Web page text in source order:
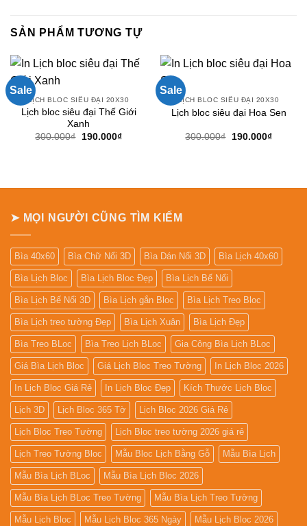
SẢN PHẨM TƯƠNG TỰ
Sale
LỊCH BLOC SIÊU ĐẠI 20X30
Lịch bloc siêu đại Thế Giới
Xanh
300.000₫
Giá
190.000₫Giá
Sale
LỊCH BLOC SIÊU ĐẠI 20X30
Lịch bloc siêu đại Hoa Sen
300.000₫
Giá
190.000₫Giá
➤ MỌI NGƯỜI CŨNG TÌM KIẾM
Bìa 40x60 Bìa Chữ Nổi 3D Bìa Dán Nổi 3D Bìa Lịch 40x60
Bìa Lịch Bloc Bìa Lịch Bloc Đẹp Bìa Lịch Bế Nổi
Bìa Lịch Bế Nổi 3D Bìa Lịch gắn Bloc Bìa Lịch Treo Bloc
Bìa Lịch treo tường Đẹp Bìa Lịch Xuân Bìa Lịch Đẹp
Bìa Treo BLoc Bìa Treo Lịch BLoc Gia Công Bìa Lịch BLoc
Giá Bìa Lịch Bloc Giá Lịch Bloc Treo Tường In Lịch Bloc 2026
In Lịch Bloc Giá Rẻ In Lịch Bloc Đẹp Kích Thước Lịch Bloc
Lịch 3D Lịch Bloc 365 Tờ Lịch Bloc 2026 Giá Rẻ
Lịch Bloc Treo Tường Lịch Bloc treo tường 2026 giá rẻ
Lịch Treo Tường Bloc Mẫu Bloc Lịch Bằng Gỗ Mẫu Bìa Lịch
Mẫu Bìa Lịch BLoc Mẫu Bìa Lịch Bloc 2026
Mẫu Bìa Lịch BLoc Treo Tường Mẫu Bìa Lịch Treo Tường
Mẫu Lịch Bloc Mẫu Lịch Bloc 365 Ngày Mẫu Lịch Bloc 2026